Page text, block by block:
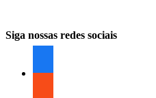
Siga nossas redes sociais